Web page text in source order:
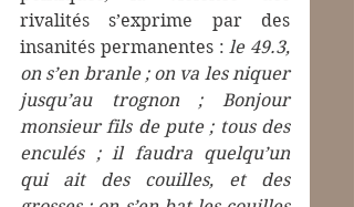
rivalités s’exprime par des
insanités permanentes : le 49.3,
on s’en branle ; on va les niquer
jusqu’au trognon ; Bonjour
monsieur fils de pute ; tous des
enculés ; il faudra quelqu’un
qui ait des couilles, et des